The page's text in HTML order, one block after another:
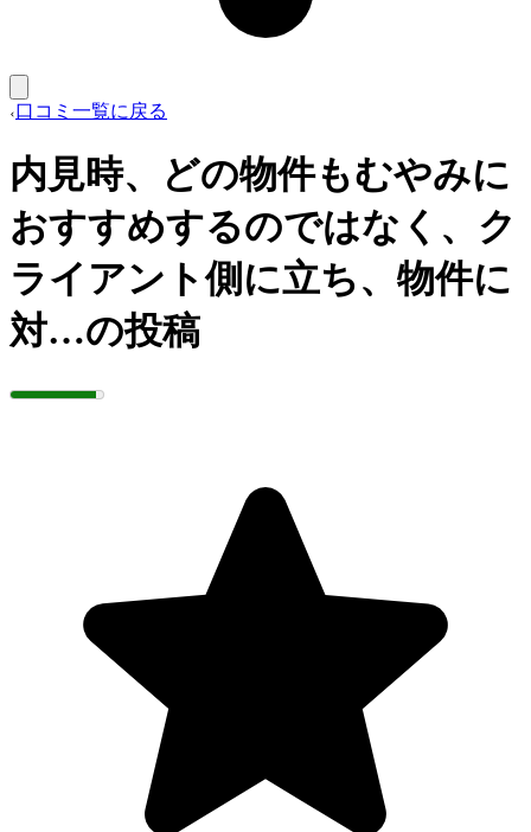
口コミ一覧に戻る
内見時、どの物件もむやみに
おすすめするのではなく、ク
ライアント側に立ち、物件に
対…の投稿